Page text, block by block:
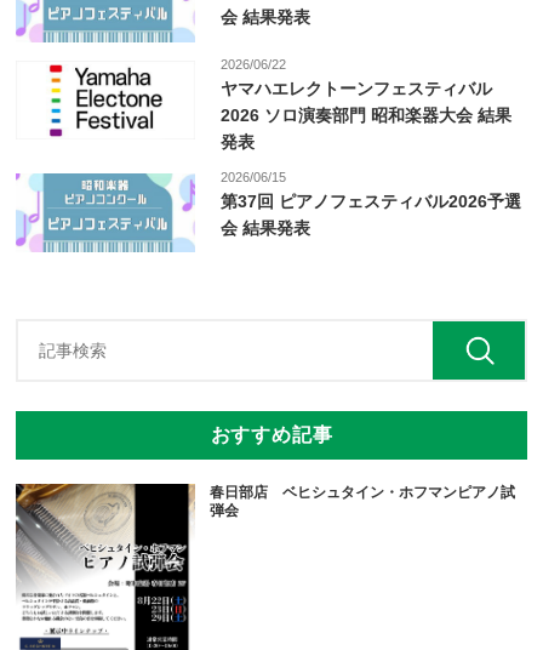
会 結果発表
2026/06/22
ヤマハエレクトーンフェスティバル
2026 ソロ演奏部門 昭和楽器大会 結果
発表
2026/06/15
第37回 ピアノフェスティバル2026予選
会 結果発表
おすすめ記事
春日部店 ベヒシュタイン・ホフマンピアノ試
弾会